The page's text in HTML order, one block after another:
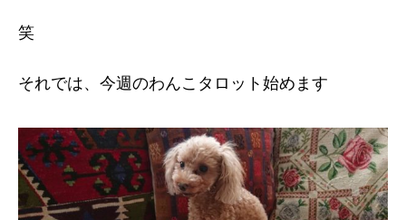
笑
それでは、今週のわんこタロット始めます